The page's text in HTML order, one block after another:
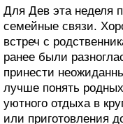
Для Дев эта неделя
семейные связи.
встреч с
ранее были
принести
лучше понять
уютного отдыха в
или приготовления